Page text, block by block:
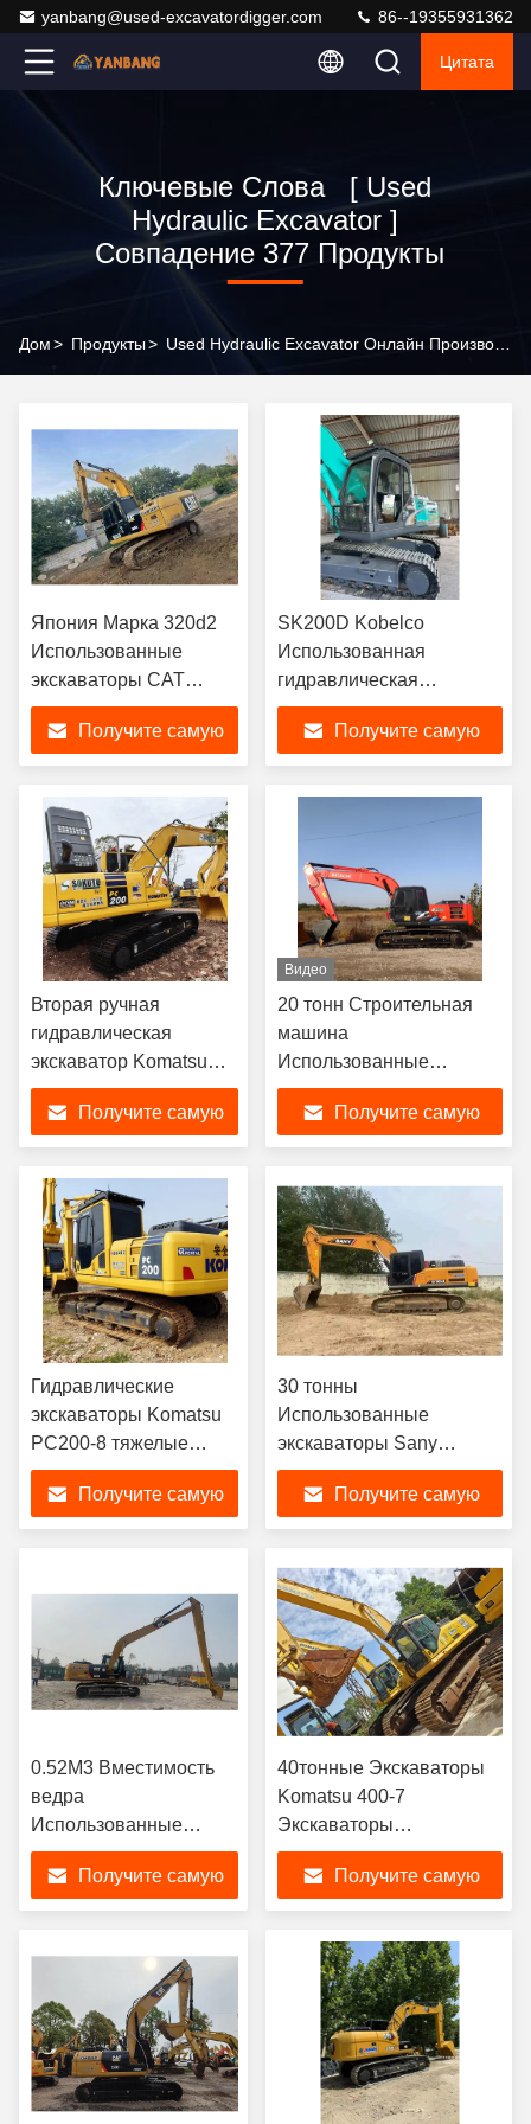
yanbang@used-excavatordigger.com 86--19355931362
Цитата
Ключевые Слова [ Used
Hydraulic Excavator ]
Совпадение 377 Продукты
Дом> Продукты>
Япония Марка 320d2
Использованные
экскаваторы CAT
21100kg
Использованное
оборудование
гидравлических
экскаваторов
Получите самую
SK200D Kobelco
Использованная
гидравлическая
экскаватор Crawler
экскаватор 0,93m3 ведро
Использованный Kubota
Digger
Получите самую
Вторая ручная
гидравлическая
экскаватор Komatsu
PC200-8MO Машины
20 тоннПолучите самую
Видео
20 тонн Строительная
машина
Использованные
гидравлические
экскаваторы Hitachi
ZX200-6 Digger 0.91m3
Получите самую
Гидравлические
экскаваторы Komatsu
PC200-8 тяжелые
машины 20 тонн
Получите самую
30 тонны
Использованные
экскаваторы Sany
Среднего размера
строительство Sany
Sy305h Использованные
Получите самую
0.52М3 Вместимость
ведра
Использованные
экскаваторы CAT 320d
Использованные
экскаваторы с длинной
Получите самую
40тонные Экскаваторы
Komatsu 400-7
Экскаваторы
гидравлические 40т
Получите самую